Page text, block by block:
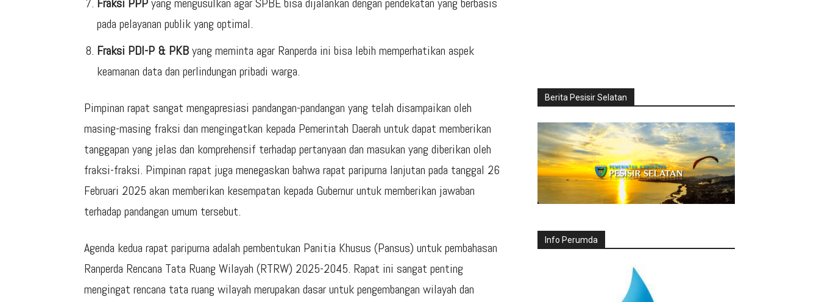
pada pelayanan publik yang optimal.
Fraksi PDI-P & PKByang meminta agar Ranperda ini bisa lebih memperhatikan aspek
keamanan data dan perlindungan pribadi warga.
Pimpinan rapat sangat mengapresiasi pandangan-pandangan yang telah disampaikan oleh
masing-masing fraksi dan mengingatkan kepada Pemerintah Daerah untuk dapat memberikan
tanggapan yang jelas dan komprehensif terhadap pertanyaan dan masukan yang diberikan oleh
fraksi-fraksi. Pimpinan rapat juga menegaskan bahwa rapat paripurna lanjutan pada tanggal 26
Februari 2025 akan memberikan kesempatan kepada Gubernur untuk memberikan jawaban
terhadap pandangan umum tersebut.
Agenda kedua rapat paripurna adalah pembentukan Panitia Khusus (Pansus) untuk pembahasan
Ranperda Rencana Tata Ruang Wilayah (RTRW) 2025-2045. Rapat ini sangat penting
mengingat rencana tata ruang wilayah merupakan dasar untuk pengembangan wilayah dan
Berita Pesisir Selatan
Info Perumda